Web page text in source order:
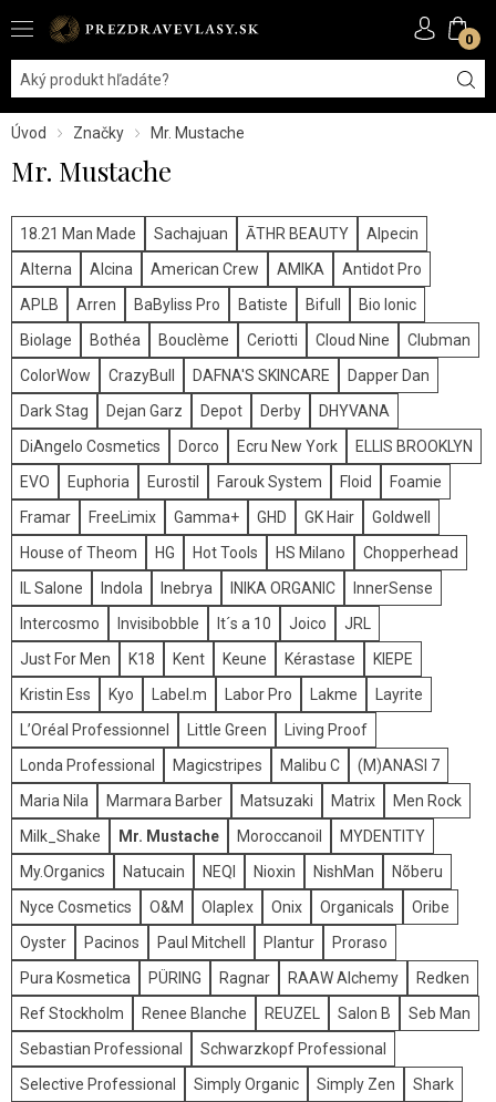
0
Úvod Značky Mr. Mustache
Mr. Mustache
18.21 Man Made Sachajuan ĀTHR BEAUTY
Alpecin
Alterna
Alcina American Crew AMIKA
Antidot Pro
APLB
Arren BaByliss Pro Batiste Bifull
Bio Ionic
Biolage
Bothéa Bouclème Ceriotti Cloud Nine
Clubman
ColorWow
CrazyBull DAFNA'S SKINCARE
Dapper Dan
Dark Stag
Dejan Garz Depot Derby
DHYVANA
DiAngelo Cosmetics
Dorco Ecru New York
ELLIS BROOKLYN
EVO
Euphoria Eurostil Farouk System Floid
Foamie
Framar
FreeLimix Gamma+ GHD GK Hair
Goldwell
House of Theom
HG Hot Tools HS Milano
Chopperhead
IL Salone
Indola Inebrya INIKA ORGANIC
InnerSense
Intercosmo
Invisibobble It´s a 10 Joico
JRL
Just For Men
K18 Kent Keune Kérastase
KIEPE
Kristin Ess
Kyo Label.m Labor Pro Lakme
Layrite
L’Oréal Professionnel
Little Green
Living Proof
Londa Professional
Magicstripes Malibu C
(M)ANASI 7
Maria Nila
Marmara Barber Matsuzaki Matrix
Men Rock
Milk_Shake
Mr. Mustache Moroccanoil
MYDENTITY
My.Organics
Natucain NEQI Nioxin NishMan
Nõberu
Nyce Cosmetics
O&M Olaplex Onix Organicals
Oribe
Oyster
Pacinos Paul Mitchell Plantur
Proraso
Pura Kosmetica
PÜRING Ragnar RAAW Alchemy
Redken
Ref Stockholm
Renee Blanche REUZEL Salon B
Seb Man
Sebastian Professional
Schwarzkopf Professional
Selective Professional
Simply Organic Simply Zen
Shark